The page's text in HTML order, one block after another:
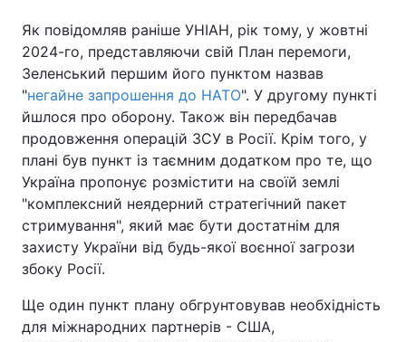
Як повідомляв раніше УНІАН, рік тому, у жовтні
2024-го, представляючи свій План перемоги,
Зеленський першим його пунктом назвав
"негайне запрошення до НАТО". У другому пункті
йшлося про оборону. Також він передбачав
продовження операцій ЗСУ в Росії. Крім того, у
плані був пункт із таємним додатком про те, що
Україна пропонує розмістити на своїй землі
"комплексний неядерний стратегічний пакет
стримування", який має бути достатнім для
захисту України від будь-якої воєнної загрози
збоку Росії.
Ще один пункт плану обгрунтовував необхідність
для міжнародних партнерів - США,